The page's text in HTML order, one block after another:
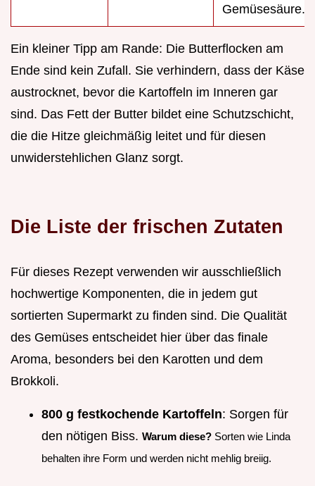
Gemüsesäure.
Ein kleiner Tipp am Rande: Die Butterflocken am
Ende sind kein Zufall. Sie verhindern, dass der Käse
austrocknet, bevor die Kartoffeln im Inneren gar
sind. Das Fett der Butter bildet eine Schutzschicht,
die die Hitze gleichmäßig leitet und für diesen
unwiderstehlichen Glanz sorgt.
Die Liste der frischen Zutaten
Für dieses Rezept verwenden wir ausschließlich
hochwertige Komponenten, die in jedem gut
sortierten Supermarkt zu finden sind. Die Qualität
des Gemüses entscheidet hier über das finale
Aroma, besonders bei den Karotten und dem
Brokkoli.
800 g festkochende Kartoffeln: Sorgen für
den nötigen Biss. Warum diese? Sorten wie Linda
behalten ihre Form und werden nicht mehlig breiig.